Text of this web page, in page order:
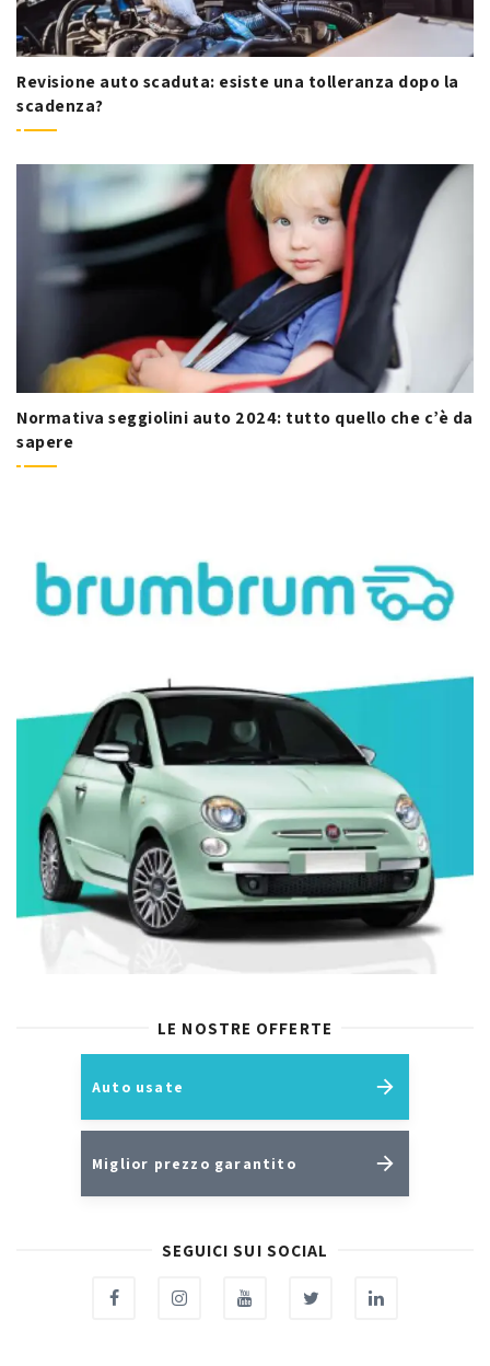
Revisione auto scaduta: esiste una tolleranza dopo la
scadenza?
Normativa seggiolini auto 2024: tutto quello che c’è da
sapere
LE NOSTRE OFFERTE
Auto usate
Miglior prezzo garantito
SEGUICI SUI SOCIAL